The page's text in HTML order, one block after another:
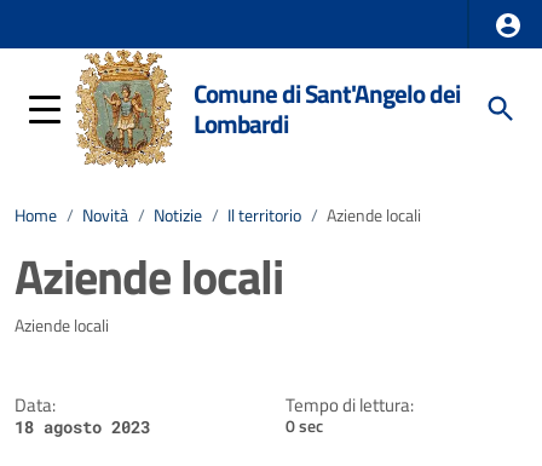
Comune di Sant'Angelo dei
Lombardi
Home / Novità / Notizie / Il territorio / Aziende locali
Aziende locali
Dettagli della notizia
Aziende locali
Data:
18 agosto 2023
Tempo di lettura:
0 sec